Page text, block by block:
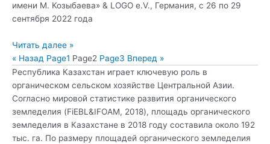
имени М. Козыбаева» & LOGO e.V., Германия, с 26 по 29
сентября 2022 года
Читать далее »
« Назад Page1 Page2 Page3 Вперед »
Республика Казахстан играет ключевую роль в
органическом сельском хозяйстве Центральной Азии.
Согласно мировой статистике развития органического
земледелия (FiEBL&IFOAM, 2018), площадь органического
земледелия в Казахстане в 2018 году составила около 192
тыс. га. По размеру площадей органического земледелия